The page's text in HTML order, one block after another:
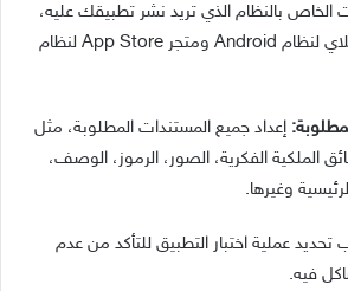
الخاص بالنظام الذي تريد نشر تطبيقك عليه،
مثل متجر جوجل بلاي لنظام Android ومتجر App Store لنظام
إعداد جميع المستندات المطلوبة، مثل
الملكية الفكرية، الصور، الرموز، الوصف،
وغيرها.
تحديد عملية اختبار التطبيق للتأكد من عدم
فيه.